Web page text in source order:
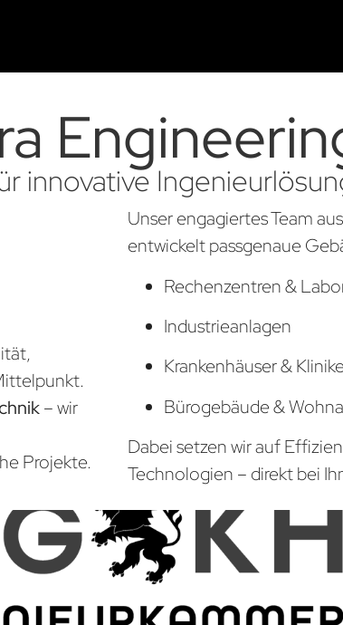
innovative
– wir
Projekte.
Unser engagiertes Team
entwickelt passgenaue
Rechenzentren &
Industrieanlagen
Krankenhäuser &
Bürogebäude &
Dabei setzen wir auf
Technologien – direkt bei